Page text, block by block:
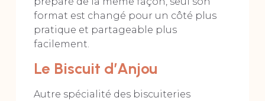
format est changé pour un côté plus
pratique et partageable plus
facilement.
Le Biscuit d’Anjou
Autre spécialité des biscuiteries